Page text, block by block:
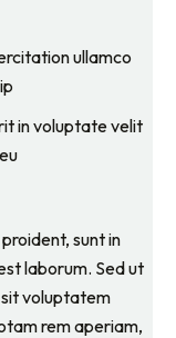
ullamco
in voluptate velit
sunt in
laborum. Sed ut
voluptatem
rem aperiam,